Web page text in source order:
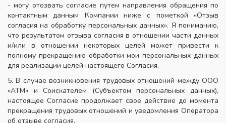
- могу отозвать согласие путем направления обращения по
контактным данным Компании ниже с пометкой «Отзыв
согласия на обработку персональных данных». Я пониманию,
что результатом отзыва согласия в отношении части данных
и/или в отношении некоторых целей может привести к
полному прекращению обработки мои персональных данных
для реализации целей настоящего Согласия.
5. В случае возникновения трудовых отношений между ООО
«АТМ» и Соискателем (Субъектом персональных данных),
настоящее Согласие продолжает свое действие до момента
прекращения трудовых отношений и уведомления Оператора
об отзыве согласия.